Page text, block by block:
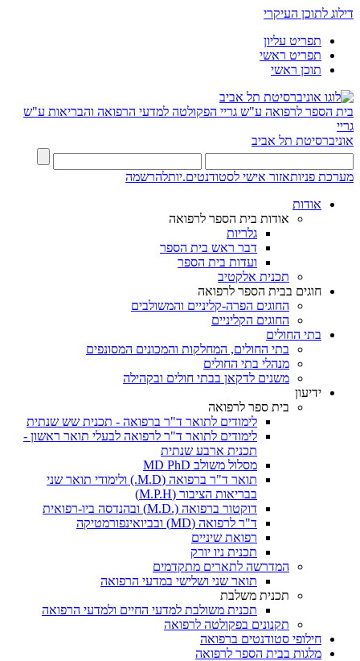
דילוג לתוכן העיקרי
תפריט עליון
תפריט ראשי
תוכן ראשי
בית הספר לרפואה ע"ש גריי הפקולטה למדעי הרפואה והבריאות ע"ש
גריי
אוניברסיטת תל אביב
מערכת פניותאזור אישי לסטודנטים.יותלהרשמה
אודות
אודות בית הספר לרפואה
גלריות
דבר ראש בית הספר
ועדות בית הספר
תכנית אלקטיב
חוגים בבית הספר לרפואה
החוגים הפרה-קליניים והמשולבים
החוגים הקליניים
בתי החולים
בתי החולים, המחלקות והמכונים המסונפים
מנהלי בתי החולים
משנים לדקאן בבתי חולים ובקהילה
ידיעון
בית ספר לרפואה
לימודים לתואר ד"ר ברפואה - תכנית שש שנתית
לימודים לתואר ד"ר לרפואה לבעלי תואר ראשון -
תכנית ארבע שנתית
מסלול משולב MD PhD
תואר ד"ר ברפואה (M.D.) ולימודי תואר שני
בבריאות הציבור (M.P.H)
דוקטור ברפואה (.M.D) ובהנדסה ביו-רפואית
ד"ר לרפואה (MD) ובביואינפורמטיקה
רפואת שיניים
תכנית ניו יורק
המדרשה לתארים מתקדמים
תואר שני ושלישי במדעי הרפואה
תכנית משלבת
תכנית משולבת למדעי החיים ולמדעי הרפואה
תקנונים בפקולטה לרפואה
חילופי סטודנטים ברפואה
מלגות בבית הספר לרפואה